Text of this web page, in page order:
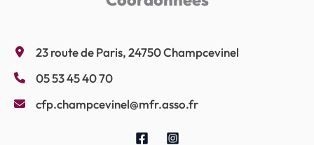
23 route de Paris, 24750 Champcevinel
05 53 45 40 70
cfp.champcevinel@mfr.asso.fr